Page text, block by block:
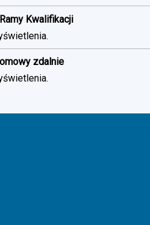
Kwalifikacji
zdalnie